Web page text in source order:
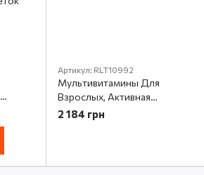
Артикул: RLT10992
Мультивитамины Для
Взрослых, Активная
зрелость, Active Adult 50+,
2 184 грн